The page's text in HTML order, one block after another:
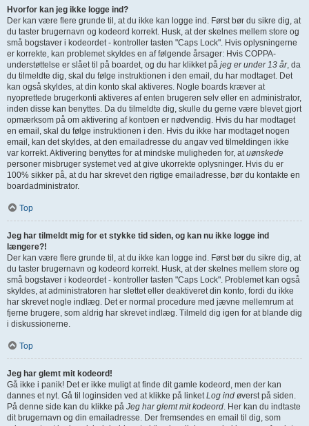
Hvorfor kan jeg ikke logge ind?
Der kan være flere grunde til, at du ikke kan logge ind. Først bør du sikre dig, at
du taster brugernavn og kodeord korrekt. Husk, at der skelnes mellem store og
små bogstaver i kodeordet - kontroller tasten "Caps Lock". Hvis oplysningerne
er korrekte, kan problemet skyldes en af følgende årsager: Hvis COPPA-
understøttelse er slået til på boardet, og du har klikket på jeg er under 13 år, da
du tilmeldte dig, skal du følge instruktionen i den email, du har modtaget. Det
kan også skyldes, at din konto skal aktiveres. Nogle boards kræver at
nyoprettede brugerkonti aktiveres af enten brugeren selv eller en administrator,
inden disse kan benyttes. Da du tilmeldte dig, skulle du gerne være blevet gjort
opmærksom på om aktivering af kontoen er nødvendig. Hvis du har modtaget
en email, skal du følge instruktionen i den. Hvis du ikke har modtaget nogen
email, kan det skyldes, at den emailadresse du angav ved tilmeldingen ikke
var korrekt. Aktivering benyttes for at mindske muligheden for, atuønskede
personer misbruger systemet ved at give ukorrekte oplysninger. Hvis du er
100% sikker på, at du har skrevet den rigtige emailadresse, bør du kontakte en
boardadministrator.
Top
Jeg har tilmeldt mig for et stykke tid siden, og kan nu ikke logge ind
længere?!
Der kan være flere grunde til, at du ikke kan logge ind. Først bør du sikre dig, at
du taster brugernavn og kodeord korrekt. Husk, at der skelnes mellem store og
små bogstaver i kodeordet - kontroller tasten "Caps Lock". Problemet kan også
skyldes, at administratoren har slettet eller deaktiveret din konto, fordi du ikke
har skrevet nogle indlæg. Det er normal procedure med jævne mellemrum at
fjerne brugere, som aldrig har skrevet indlæg. Tilmeld dig igen for at blande dig
i diskussionerne.
Top
Jeg har glemt mit kodeord!
Gå ikke i panik! Det er ikke muligt at finde dit gamle kodeord, men der kan
dannes et nyt. Gå til loginsiden ved at klikke på linketLog ind øverst på siden.
På denne side kan du klikke på Jeg har glemt mit kodeord. Her kan du indtaste
dit brugernavn og din emailadresse. Der fremsendes en email til dig, som